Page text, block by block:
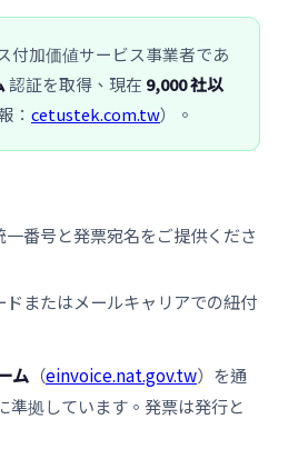
付加価値サービス事業者であ
認証を取得、現在 9,000 社以
： cetustek.com.tw）。
番号と発票宛名をご提供くださ
またはメールキャリアでの紐付
ム （einvoice.nat.gov.tw）を通
準拠しています。発票は発行と